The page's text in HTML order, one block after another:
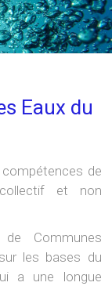
Eaux du
de
collectif et non
Communes
les bases du
a une longue